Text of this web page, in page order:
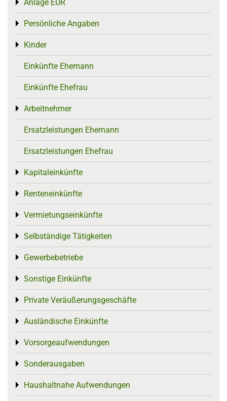
Anlage EÜR
Toggle menu
Persönliche Angaben
Toggle menu
Kinder
Toggle menu
Einkünfte Ehemann
Einkünfte Ehefrau
Arbeitnehmer
Toggle menu
Ersatzleistungen Ehemann
Ersatzleistungen Ehefrau
Kapitaleinkünfte
Toggle menu
Renteneinkünfte
Toggle menu
Vermietungseinkünfte
Toggle menu
Selbständige Tätigkeiten
Toggle menu
Gewerbebetriebe
Toggle menu
Sonstige Einkünfte
Toggle menu
Private Veräußerungsgeschäfte
Toggle menu
Ausländische Einkünfte
Toggle menu
Vorsorgeaufwendungen
Toggle menu
Sonderausgaben
Toggle menu
Haushaltnahe Aufwendungen
Toggle menu